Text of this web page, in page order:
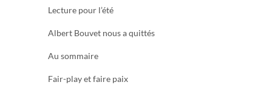
Lecture pour l’été
Albert Bouvet nous a quittés
Au sommaire
Fair-play et faire paix